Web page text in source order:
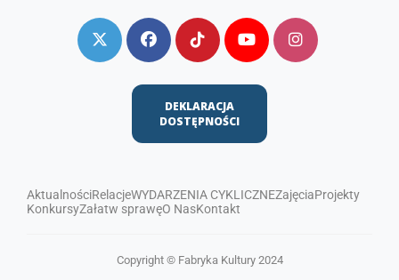
DEKLARACJA
DOSTĘPNOŚCI
AktualnościRelacjeWYDARZENIA CYKLICZNEZajęciaProjekty
KonkursyZałatw sprawęO NasKontakt
Copyright © Fabryka Kultury 2024